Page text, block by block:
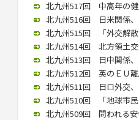
北九州517回 中高年の
北九州516回 日米関係、
北九州515回 「外交解散
北九州514回 北方領土交
北九州513回 日中関係、
北九州512回 英のＥＵ離
北九州511回 日ロ外交、
北九州510回 「地球市民
北九州509回 問われる安